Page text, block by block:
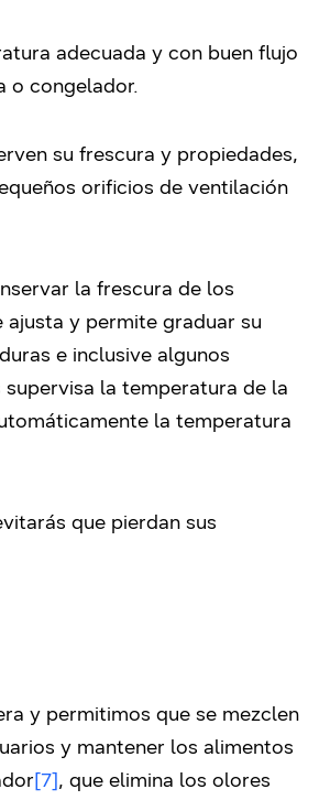
adecuada y con buen flujo
o congelador.
su frescura y propiedades,
orificios de ventilación
la frescura de los
ajusta y permite graduar su
e inclusive algunos
supervisa la temperatura de la
la temperatura
que pierdan sus
y permitimos que se mezclen
y mantener los alimentos
[7], que elimina los olores